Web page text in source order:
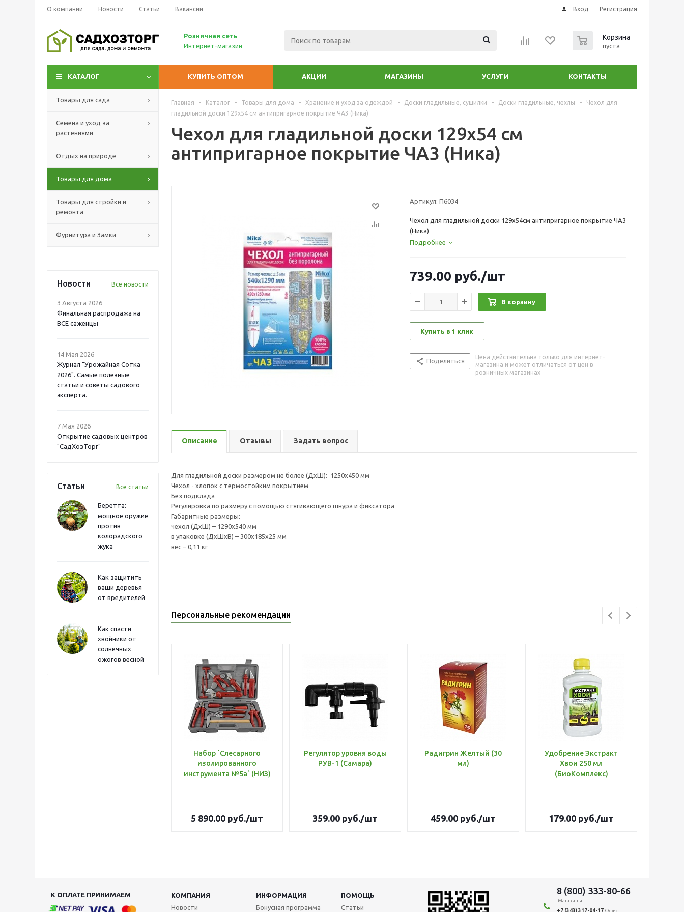
О компании Новости Статьи Вакансии Вход Регистрация
Розничная сеть
Интернет-магазин
Корзина
пуста
КАТАЛОГ КУПИТЬ ОПТОМ АКЦИИ МАГАЗИНЫ УСЛУГИ КОНТАКТЫ
Товары для сада
Семена и уход за
растениями
Отдых на природе
Товары для дома
Товары для стройки и
ремонта
Фурнитура и Замки
Новости Все новости
3 Августа 2026
Финальная распродажа на
ВСЕ саженцы
14 Мая 2026
Журнал "Урожайная Сотка
2026". Самые полезные
статьи и советы садового
эксперта.
7 Мая 2026
Открытие садовых центров
"СадХозТорг"
Статьи Все статьи
Беретта:
мощное оружие
против
колорадского
жука
Как защитить
ваши деревья
от вредителей
Как спасти
хвойники от
солнечных
ожогов весной
Главная - Каталог - Товары для дома - Хранение и уход за одеждой - Доски гладильные, сушилки - Доски гладильные, чехлы -
Чехол для
гладильной доски 129х54 см антипригарное покрытие ЧА3 (Ника)
Чехол для гладильной доски 129х54 см
антипригарное покрытие ЧА3 (Ника)
Артикул: П6034
Чехол для гладильной доски 129х54см антипригарное покрытие ЧА3
(Ника)
Подробнее
739.00 руб./шт
В корзину
Купить в 1 клик
Поделиться
Цена действительна только для интернет-
магазина и может отличаться от цен в
розничных магазинах
Описание Отзывы Задать вопрос
Для гладильной доски размером не более (ДхШ): 1250х450 мм
Чехол - хлопок с термостойким покрытием
Без подклада
Регулировка по размеру с помощью стягивающего шнура и фиксатора
Габаритные размеры:
чехол (ДхШ) – 1290х540 мм
в упаковке (ДхШхВ) – 300х185х25 мм
вес – 0,11 кг
Персональные рекомендации
Набор `Слесарного
изолированного
инструмента №5а` (НИЗ)
5 890.00 руб./шт
Регулятор уровня воды
РУВ-1 (Самара)
359.00 руб./шт
Радигрин Желтый (30
мл)
459.00 руб./шт
Удобрение Экстракт
Хвои 250 мл
(БиоКомплекс)
179.00 руб./шт
К ОПЛАТЕ ПРИНИМАЕМ КОМПАНИЯ ИНФОРМАЦИЯ
ПОМОЩЬ
Новости
Бонусная программа Статьи
8 (800) 333-80-66
Магазины
+7 (343) 317-04-17 Офис